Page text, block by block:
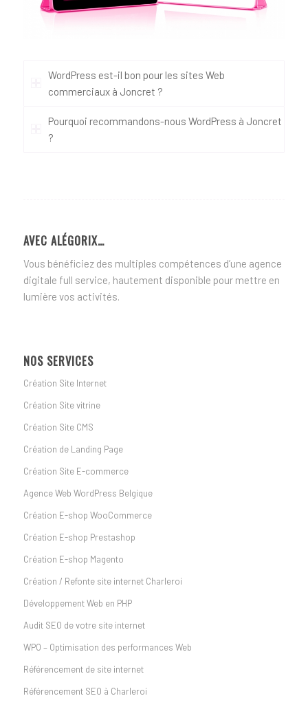
WordPress est-il bon pour les sites Web
commerciaux à Joncret ?
Pourquoi recommandons-nous WordPress à Joncret
?
AVEC ALÉGORIX…
Vous bénéficiez des multiples compétences d’une agence
digitale full service, hautement disponible pour mettre en
lumière vos activités.
NOS SERVICES
Création Site Internet
Création Site vitrine
Création Site CMS
Création de Landing Page
Création Site E-commerce
Agence Web WordPress Belgique
Création E-shop WooCommerce
Création E-shop Prestashop
Création E-shop Magento
Création / Refonte site internet Charleroi
Développement Web en PHP
Audit SEO de votre site internet
WPO – Optimisation des performances Web
Référencement de site internet
Référencement SEO à Charleroi